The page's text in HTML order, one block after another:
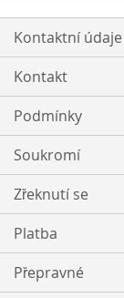
Kontaktní údaje
Kontakt
Podmínky
Soukromí
Zřeknutí se
Platba
Přepravné